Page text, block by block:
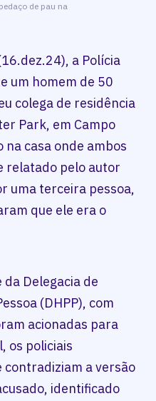
de pau na
a Polícia
um homem de 50
colega de residência
Park, em Campo
casa onde ambos
relatado pelo autor
uma terceira pessoa,
que ele era o
da Delegacia de
(DHPP), com
acionadas para
os policiais
a versão
identificado